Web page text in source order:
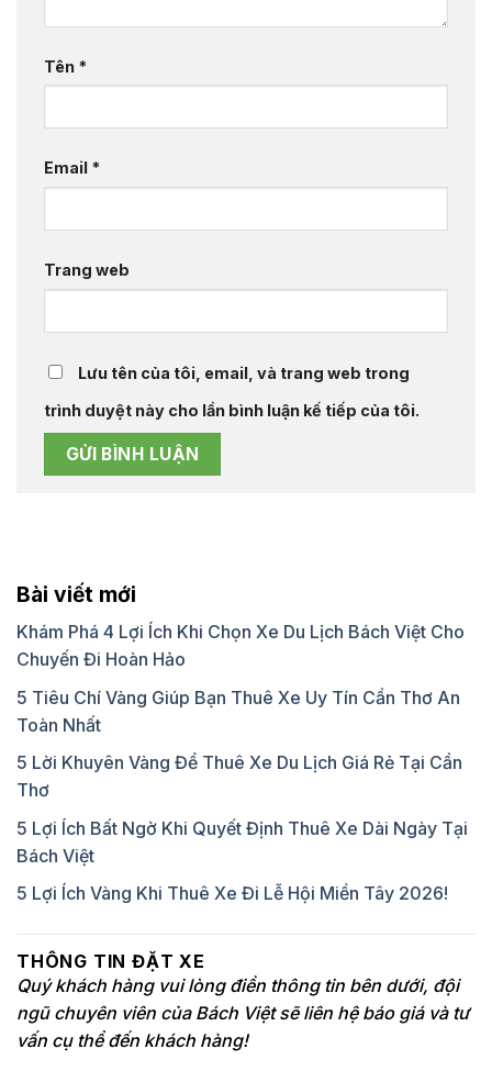
Tên *
Email *
Trang web
Lưu tên của tôi, email, và trang web trong
trình duyệt này cho lần bình luận kế tiếp của tôi.
Bài viết mới
Khám Phá 4 Lợi Ích Khi Chọn Xe Du Lịch Bách Việt Cho
Chuyến Đi Hoàn Hảo
5 Tiêu Chí Vàng Giúp Bạn Thuê Xe Uy Tín Cần Thơ An
Toàn Nhất
5 Lời Khuyên Vàng Để Thuê Xe Du Lịch Giá Rẻ Tại Cần
Thơ
5 Lợi Ích Bất Ngờ Khi Quyết Định Thuê Xe Dài Ngày Tại
Bách Việt
5 Lợi Ích Vàng Khi Thuê Xe Đi Lễ Hội Miền Tây 2026!
THÔNG TIN ĐẶT XE
Quý khách hàng vui lòng điền thông tin bên dưới, đội
ngũ chuyên viên của Bách Việt sẽ liên hệ báo giá và tư
vấn cụ thể đến khách hàng!